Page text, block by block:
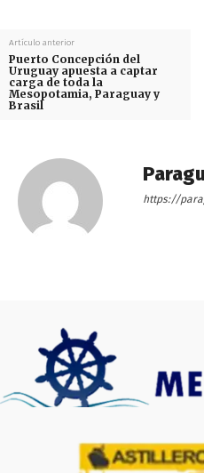
Artículo anterior
Puerto Concepción del
Uruguay apuesta a captar
carga de toda la
Mesopotamia, Paraguay y
Brasil
https://